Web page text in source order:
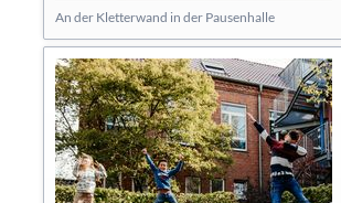
An der Kletterwand in der Pausenhalle